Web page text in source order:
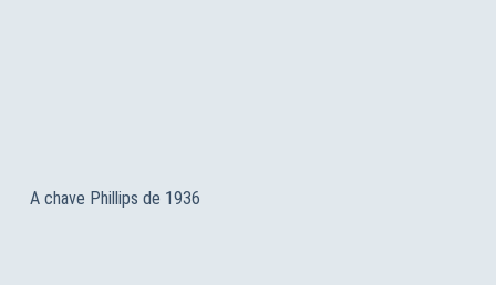
A chave Phillips de 1936